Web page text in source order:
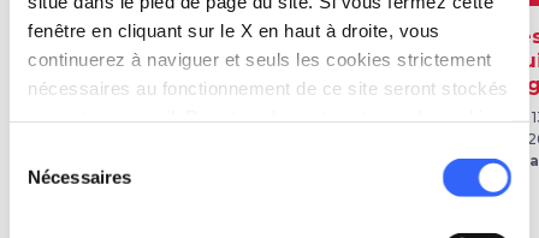
fenêtre en cliquant sur le X en haut à droite, vous
continuerez à naviguer et seuls les cookies strictement
nécessaires au fonctionnement de ce site seront stockés
Nécessaires
Paseaggi Musicali
Toscani
Du 16 mai 2026 au 21 déc.
Tra Luci e Ombre
Du 06 juin 2026 au 03 oct.
2026
Du
à